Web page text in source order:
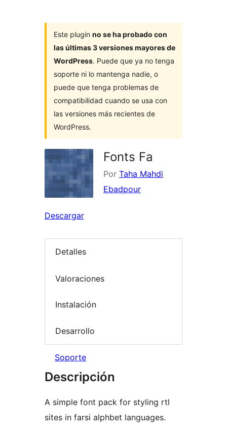
Este plugin no se ha probado con
las últimas 3 versiones mayores de
WordPress. Puede que ya no tenga
soporte ni lo mantenga nadie, o
puede que tenga problemas de
compatibilidad cuando se usa con
las versiones más recientes de
WordPress.
Fonts Fa
Por Taha Mahdi
Ebadpour
Descargar
Detalles
Valoraciones
Instalación
Desarrollo
Soporte
Descripción
A simple font pack for styling rtl
sites in farsi alphbet languages.